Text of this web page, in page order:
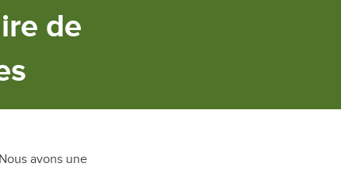
de
avons une